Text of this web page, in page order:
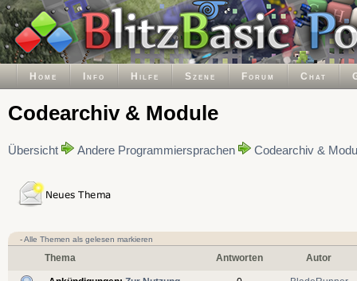
Home Info Hilfe Szene Forum Chat
Codearchiv & Module
Übersicht Andere Programmiersprachen Codearchiv &
-Alle Themen als gelesen markieren
Thema Antworten Autor